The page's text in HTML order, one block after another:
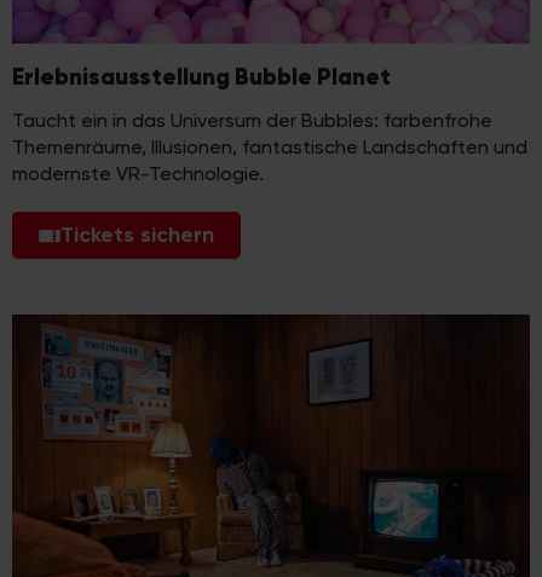
Erlebnisausstellung Bubble Planet
Taucht ein in das Universum der Bubbles: farbenfrohe
Themenräume, Illusionen, fantastische Landschaften und
modernste VR-Technologie.
Tickets sichern